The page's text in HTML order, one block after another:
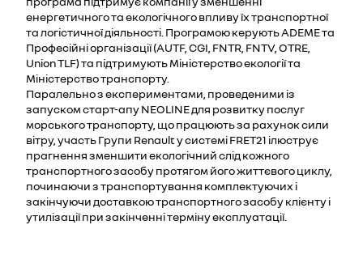
енергетичного та екологічного впливу їх транспортної
та логістичної діяльності. Програмою керують ADEME та
Професійні організації (AUTF, CGI, FNTR, FNTV, OTRE,
Union TLF) та підтримують Міністерство екології та
Міністерство транспорту.
Паралельно з експериментами, проведеними із
запуском старт-апу NEOLINE для розвитку послуг
морського транспорту, що працюють за рахунок сили
вітру, участь Групи Renault у системі FRET21 ілюструє
прагнення зменшити екологічний слід кожного
транспортного засобу протягом його життєвого циклу,
починаючи з транспортування комплектуючих і
закінчуючи доставкою транспортного засобу клієнту і
утилізації при закінченні терміну експлуатації.